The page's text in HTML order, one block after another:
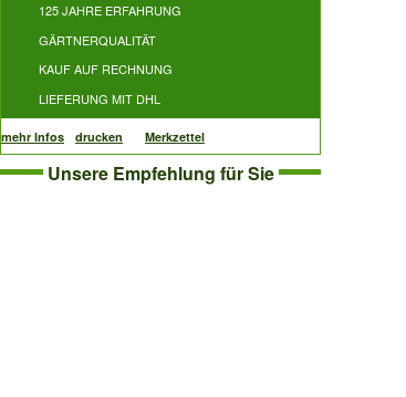
125 JAHRE ERFAHRUNG
GÄRTNERQUALITÄT
KAUF AUF RECHNUNG
LIEFERUNG MIT DHL
mehr Infos drucken Merkzettel
Unsere Empfehlung für Sie